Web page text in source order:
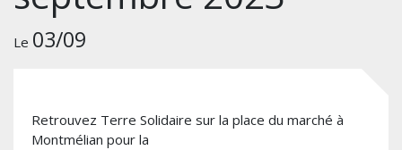
Le 03/09
Retrouvez Terre Solidaire sur la place du marché à
Montmélian pour la